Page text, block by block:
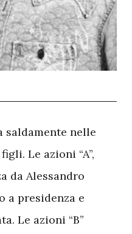
saldamente nelle
Le azioni “A”,
da Alessandro
a presidenza e
Le azioni “B”